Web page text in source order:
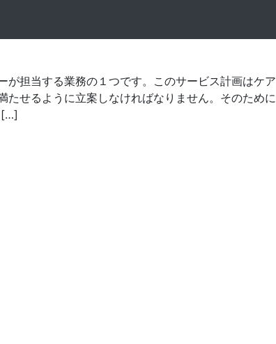
知るべき立案のポ
が担当する業務の１つです。このサービス計画はケア
たせるように立案しなければなりません。そのために
[…]